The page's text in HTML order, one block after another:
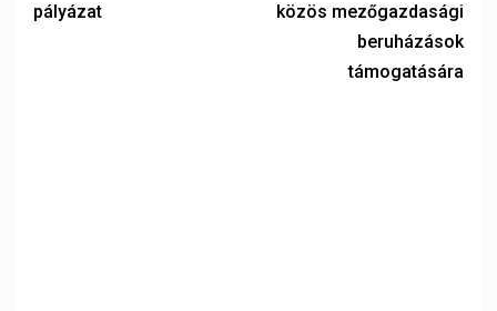
pályázat
közös mezőgazdasági
beruházások
támogatására